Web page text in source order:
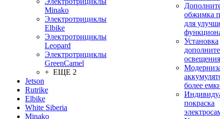
Minako
Электротрициклы
Elbike
Электротрициклы
Leopard
Электротрициклы
GreenCamel
+ ЕЩЕ 2
Jetson
Rutrike
Elbike
White Siberia
Minako
обжимка
для
Установка
освещения
более
покраска